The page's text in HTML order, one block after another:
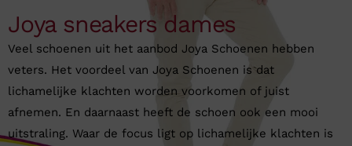
Joya sneakers dames
Veel schoenen uit het aanbod Joya Schoenen hebben
veters. Het voordeel van Joya Schoenen is dat
lichamelijke klachten worden voorkomen of juist
afnemen. En daarnaast heeft de schoen ook een mooi
uitstraling. Waar de focus ligt op lichamelijke klachten is